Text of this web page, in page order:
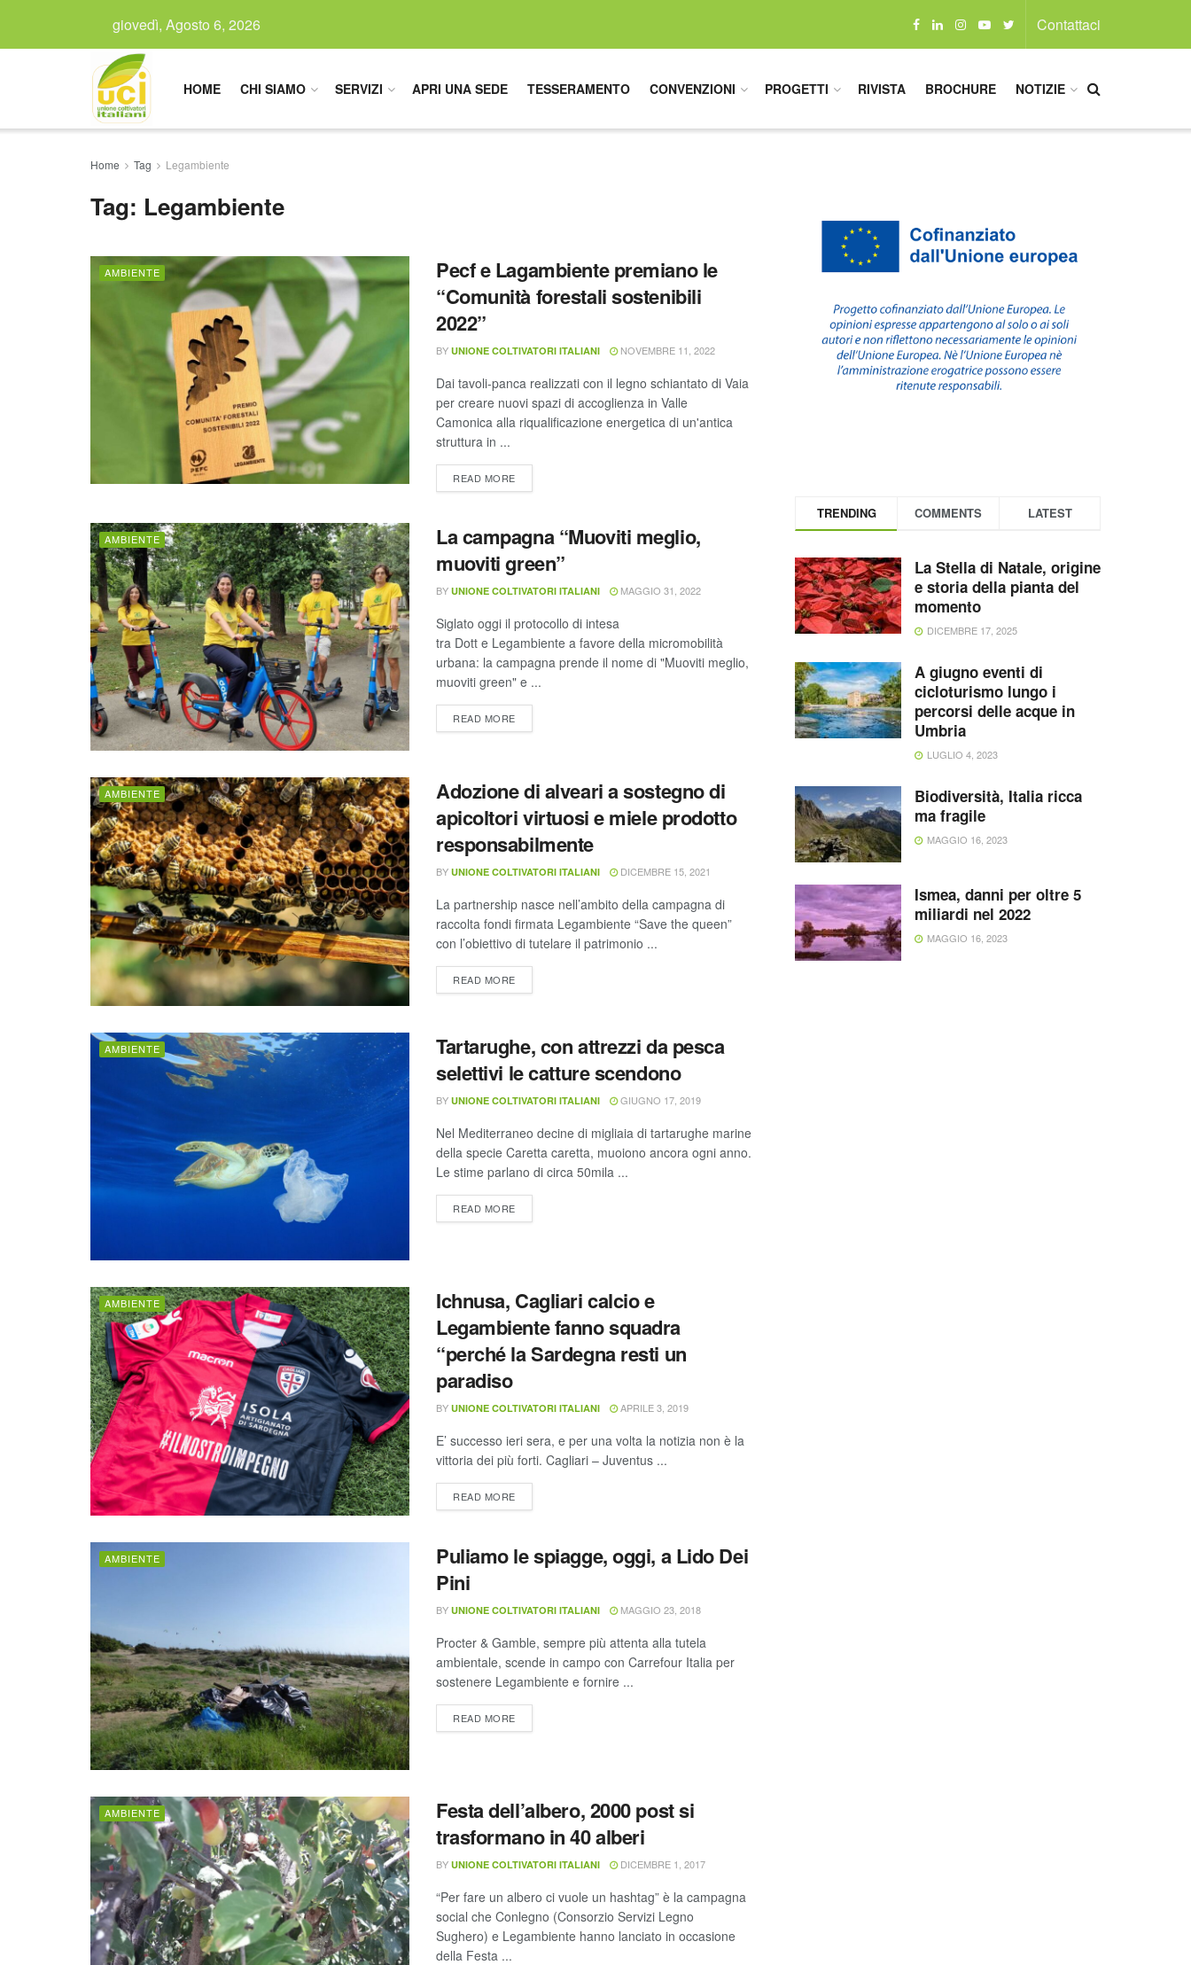
giovedì, Agosto 6, 2026 Contattaci
HOME CHI SIAMO SERVIZI APRI UNA SEDE TESSERAMENTO CONVENZIONI PROGETTI RIVISTA BROCHURE NOTIZIE
Home Tag Legambiente
Tag: Legambiente
AMBIENTE
Pecf e Lagambiente premiano le
“Comunità forestali sostenibili
2022”
BY UNIONE COLTIVATORI ITALIANI NOVEMBRE 11, 2022
Dai tavoli-panca realizzati con il legno schiantato di Vaia
per creare nuovi spazi di accoglienza in Valle
Camonica alla riqualificazione energetica di un'antica
struttura in ...
READ MORE
AMBIENTE
La campagna “Muoviti meglio,
muoviti green”
BY UNIONE COLTIVATORI ITALIANI MAGGIO 31, 2022
Siglato oggi il protocollo di intesa
tra Dott e Legambiente a favore della micromobilità
urbana: la campagna prende il nome di "Muoviti meglio,
muoviti green" e ...
READ MORE
AMBIENTE
Adozione di alveari a sostegno di
apicoltori virtuosi e miele prodotto
responsabilmente
BY UNIONE COLTIVATORI ITALIANI DICEMBRE 15, 2021
La partnership nasce nell’ambito della campagna di
raccolta fondi firmata Legambiente “Save the queen”
con l’obiettivo di tutelare il patrimonio ...
READ MORE
AMBIENTE
Tartarughe, con attrezzi da pesca
selettivi le catture scendono
BY UNIONE COLTIVATORI ITALIANI GIUGNO 17, 2019
Nel Mediterraneo decine di migliaia di tartarughe marine
della specie Caretta caretta, muoiono ancora ogni anno.
Le stime parlano di circa 50mila ...
READ MORE
AMBIENTE
Ichnusa, Cagliari calcio e
Legambiente fanno squadra
“perché la Sardegna resti un
paradiso
BY UNIONE COLTIVATORI ITALIANI APRILE 3, 2019
E’ successo ieri sera, e per una volta la notizia non è la
vittoria dei più forti. Cagliari – Juventus ...
READ MORE
AMBIENTE
Puliamo le spiagge, oggi, a Lido Dei
Pini
BY UNIONE COLTIVATORI ITALIANI MAGGIO 23, 2018
Procter & Gamble, sempre più attenta alla tutela
ambientale, scende in campo con Carrefour Italia per
sostenere Legambiente e fornire ...
READ MORE
AMBIENTE
Festa dell’albero, 2000 post si
trasformano in 40 alberi
BY UNIONE COLTIVATORI ITALIANI DICEMBRE 1, 2017
“Per fare un albero ci vuole un hashtag” è la campagna
social che Conlegno (Consorzio Servizi Legno
Sughero) e Legambiente hanno lanciato in occasione
della Festa ...
TRENDING COMMENTS LATEST
La Stella di Natale, origine
e storia della pianta del
momento
DICEMBRE 17, 2025
A giugno eventi di
cicloturismo lungo i
percorsi delle acque in
Umbria
LUGLIO 4, 2023
Biodiversità, Italia ricca
ma fragile
MAGGIO 16, 2023
Ismea, danni per oltre 5
miliardi nel 2022
MAGGIO 16, 2023